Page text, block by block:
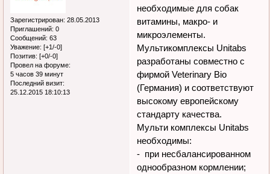
Зарегистрирован: 28.05.2013
Приглашений: 0
Сообщений: 63
Уважение: [+1/-0]
Позитив: [+0/-0]
Провел на форуме:
5 часов 39 минут
Последний визит:
25.12.2015 18:10:13
необходимые для собак
витамины, макро- и
микроэлементы.
Мультикомплексы Unitabs
разработаны совместно с
фирмой Veterinary Bio
(Германия) и соответствуют
высокому европейскому
стандарту качества.
Мульти комплексы Unitabs
необходимы:
- при несбалансированном
однообразном кормлении;